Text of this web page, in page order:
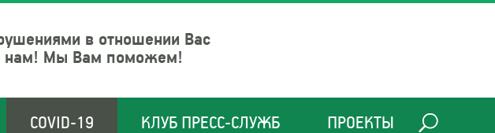
в отношении Вас
нам! Мы Вам поможем!
COVID-19 КЛУБ ПРЕСС-СЛУЖБ ПРОЕКТЫ